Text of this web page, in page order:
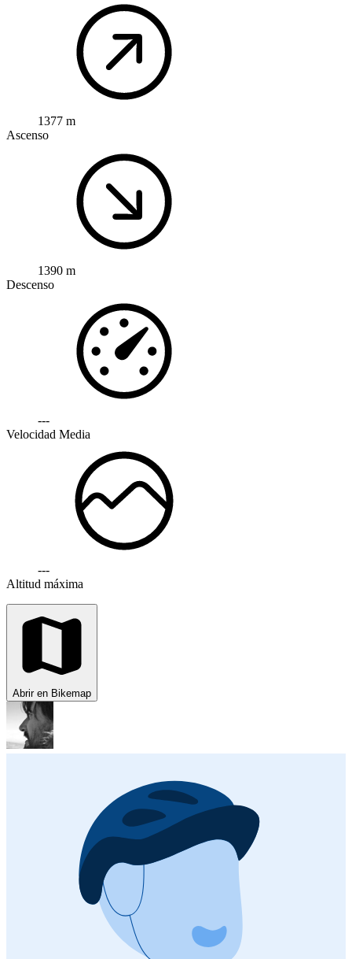
1377 m
Ascenso
1390 m
Descenso
---
Velocidad Media
---
Altitud máxima
Abrir en Bikemap